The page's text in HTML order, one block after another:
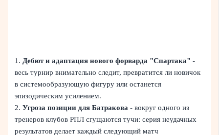
1. Дебют и адаптация нового форварда "Спартака" -
весь турнир внимательно следит, превратится ли новичок
в системообразующую фигуру или останется
эпизодическим усилением.
2.Угроза позиции для Батракова - вокруг одного из
тренеров клубов РПЛ сгущаются тучи: серия неудачных
результатов делает каждый следующий матч